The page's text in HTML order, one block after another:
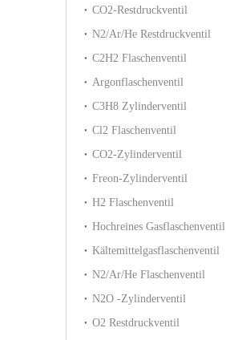
CO2-Restdruckventil
N2/Ar/He Restdruckventil
C2H2 Flaschenventil
Argonflaschenventil
C3H8 Zylinderventil
Cl2 Flaschenventil
CO2-Zylinderventil
Freon-Zylinderventil
H2 Flaschenventil
Hochreines Gasflaschenventil
Kältemittelgasflaschenventil
N2/Ar/He Flaschenventil
N2O -Zylinderventil
O2 Restdruckventil